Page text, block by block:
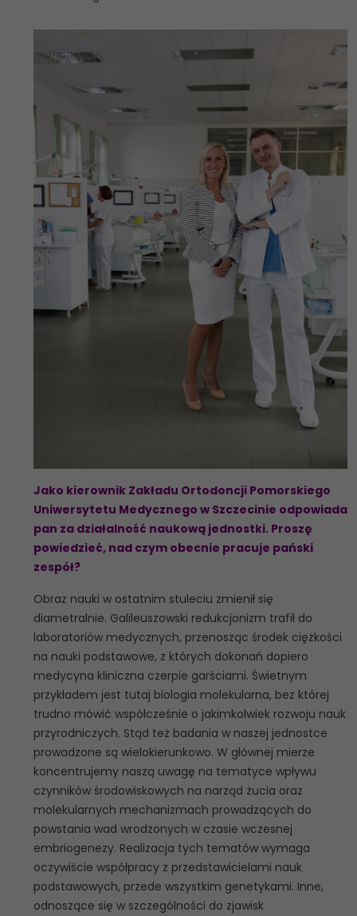
Jako kierownik Zakładu Ortodoncji Pomorskiego
Uniwersytetu Medycznego w Szczecinie odpowiada
pan za działalność naukową jednostki. Proszę
powiedzieć, nad czym obecnie pracuje pański
zespół?
Obraz nauki w ostatnim stuleciu zmienił się
diametralnie. Galileuszowski redukcjonizm trafił do
laboratoriów medycznych, przenosząc środek ciężkości
na nauki podstawowe, z których dokonań dopiero
medycyna kliniczna czerpie garściami. Świetnym
przykładem jest tutaj biologia molekularna, bez której
trudno mówić współcześnie o jakimkolwiek rozwoju nauk
przyrodniczych. Stąd też badania w naszej jednostce
prowadzone są wielokierunkowo. W głównej mierze
koncentrujemy naszą uwagę na tematyce wpływu
czynników środowiskowych na narząd żucia oraz
molekularnych mechanizmach prowadzących do
powstania wad wrodzonych w czasie wczesnej
embriogenezy. Realizacja tych tematów wymaga
oczywiście współpracy z przedstawicielami nauk
podstawowych, przede wszystkim genetykami. Inne,
odnoszące się w szczególności do zjawisk